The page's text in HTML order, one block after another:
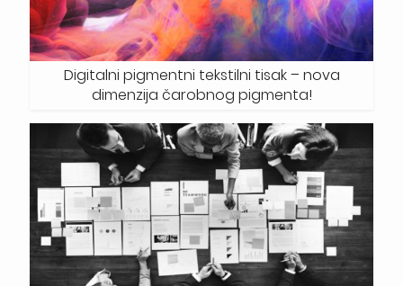
Digitalni pigmentni tekstilni tisak – nova
dimenzija čarobnog pigmenta!